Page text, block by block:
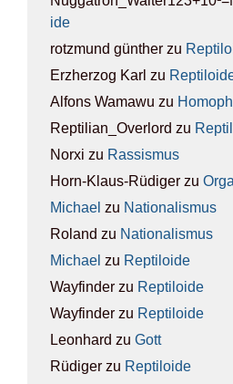
ide
rotzmund günther zu
Erzherzog Karl zu
Alfons Wamawu zu
Reptilian_Overlord zu
Norxi zu Ras­sis­mus
Horn-Klaus-Rüdiger zu
Michael zu Natio­na­lis­mus
Roland zu Natio­na­lis­mus
Michael zu Rep­ti­lo­ide
Wayfinder zu Rep­ti­lo­ide
Wayfinder zu Rep­ti­lo­ide
Leonhard zu Gott
Rüdiger zu Rep­ti­lo­ide